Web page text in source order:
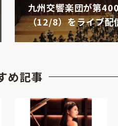
九州交響楽団が第
（12/8）をライブ配
め記事